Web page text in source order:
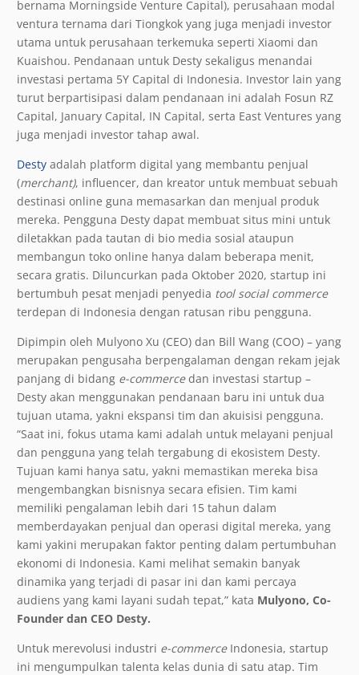
bernama Morningside Venture Capital), perusahaan modal
ventura ternama dari Tiongkok yang juga menjadi investor
utama untuk perusahaan terkemuka seperti Xiaomi dan
Kuaishou. Pendanaan untuk Desty sekaligus menandai
investasi pertama 5Y Capital di Indonesia. Investor lain yang
turut berpartisipasi dalam pendanaan ini adalah Fosun RZ
Capital, January Capital, IN Capital, serta East Ventures yang
juga menjadi investor tahap awal.
Desty adalah platform digital yang membantu penjual
(merchant), influencer, dan kreator untuk membuat sebuah
destinasi online guna memasarkan dan menjual produk
mereka. Pengguna Desty dapat membuat situs mini untuk
diletakkan pada tautan di bio media sosial ataupun
membangun toko online hanya dalam beberapa menit,
secara gratis. Diluncurkan pada Oktober 2020, startup ini
bertumbuh pesat menjadi penyedia tool social commerce
terdepan di Indonesia dengan ratusan ribu pengguna.
Dipimpin oleh Mulyono Xu (CEO) dan Bill Wang (COO) – yang
merupakan pengusaha berpengalaman dengan rekam jejak
panjang di bidang e-commercedan investasi startup –
Desty akan menggunakan pendanaan baru ini untuk dua
tujuan utama, yakni ekspansi tim dan akuisisi pengguna.
“Saat ini, fokus utama kami adalah untuk melayani penjual
dan pengguna yang telah tergabung di ekosistem Desty.
Tujuan kami hanya satu, yakni memastikan mereka bisa
mengembangkan bisnisnya secara efisien. Tim kami
memiliki pengalaman lebih dari 15 tahun dalam
memberdayakan penjual dan operasi digital mereka, yang
kami yakini merupakan faktor penting dalam pertumbuhan
ekonomi di Indonesia. Kami melihat semakin banyak
dinamika yang terjadi di pasar ini dan kami percaya
audiens yang kami layani sudah tepat,” kata Mulyono, Co-
Founder dan CEO Desty.
Untuk merevolusi industri e-commerceIndonesia, startup
ini mengumpulkan talenta kelas dunia di satu atap. Tim